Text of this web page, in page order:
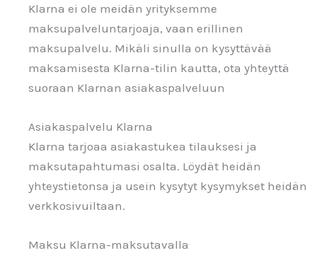
Klarna ei ole meidän yrityksemme
maksupalveluntarjoaja, vaan erillinen
maksupalvelu. Mikäli sinulla on kysyttävää
maksamisesta Klarna-tilin kautta, ota yhteyttä
suoraan Klarnan asiakaspalveluun
Asiakaspalvelu Klarna
Klarna tarjoaa asiakastukea tilauksesi ja
maksutapahtumasi osalta. Löydät heidän
yhteystietonsa ja usein kysytyt kysymykset heidän
verkkosivuiltaan.
Maksu Klarna-maksutavalla